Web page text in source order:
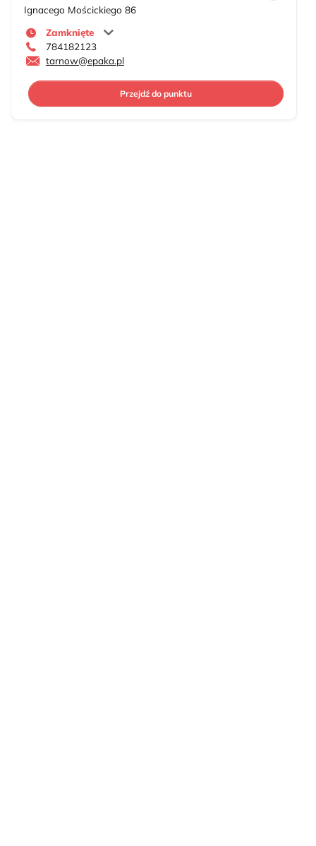
Ignacego Mościckiego 86
Zamknięte
784182123
tarnow@epaka.pl
Przejdź do punktu